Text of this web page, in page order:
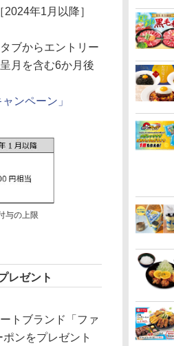
年1月以降］
ブからエントリー
月を含む6か月後
ンペーン」
与の上限
レゼント
トブランド「ファ
ンをプレゼント